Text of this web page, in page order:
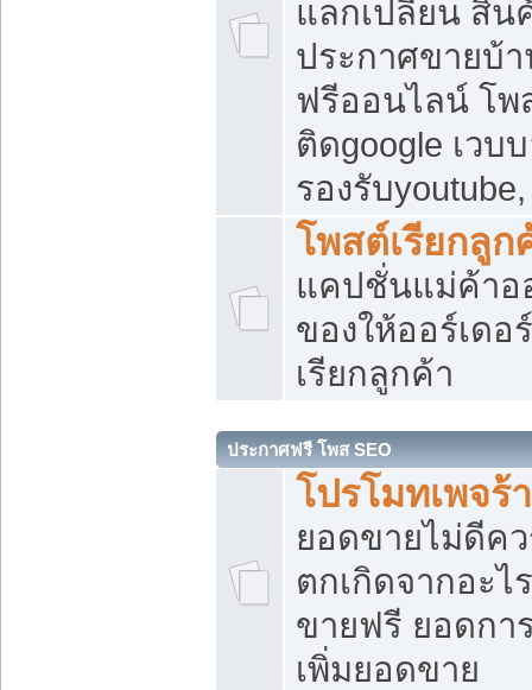
แลกเปลี่ยน สิน
ประกาศขายบ้
ฟรีออนไลน์ โพ
ติดgoogle เวบ
รองรับ
โพสต์เรียกลูก
แคปชั่นแม่ค้าอ
ของให้ออร์เดอ
เรียกลูกค้า
ประกาศฟรี โพส SEO
โปรโมทเพจร้
ยอดขายไม่ดีค
ตกเกิดจากอะไ
ขายฟรี ยอดกา
เพิ่มยอดขาย